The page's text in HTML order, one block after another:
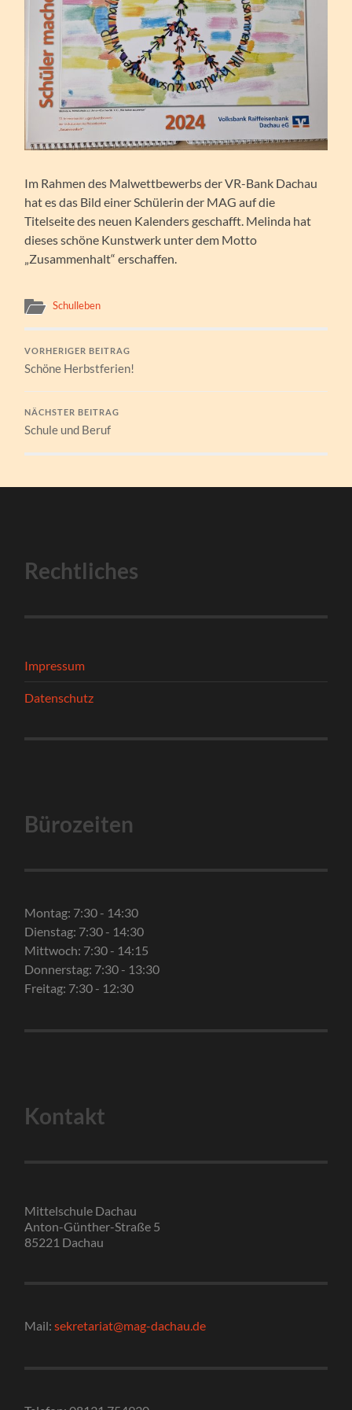
Im Rahmen des Malwettbewerbs der VR-Bank Dachau
hat es das Bild einer Schülerin der MAG auf die
Titelseite des neuen Kalenders geschafft. Melinda hat
dieses schöne Kunstwerk unter dem Motto
„Zusammenhalt“ erschaffen.
Schulleben
VORHERIGER BEITRAG
Schöne Herbstferien!
NÄCHSTER BEITRAG
Schule und Beruf
Rechtliches
Impressum
Datenschutz
Bürozeiten
Montag: 7:30 - 14:30
Dienstag: 7:30 - 14:30
Mittwoch: 7:30 - 14:15
Donnerstag: 7:30 - 13:30
Freitag: 7:30 - 12:30
Kontakt
Mittelschule Dachau
Anton-Günther-Straße 5
85221 Dachau
Mail:sekretariat@mag-dachau.de